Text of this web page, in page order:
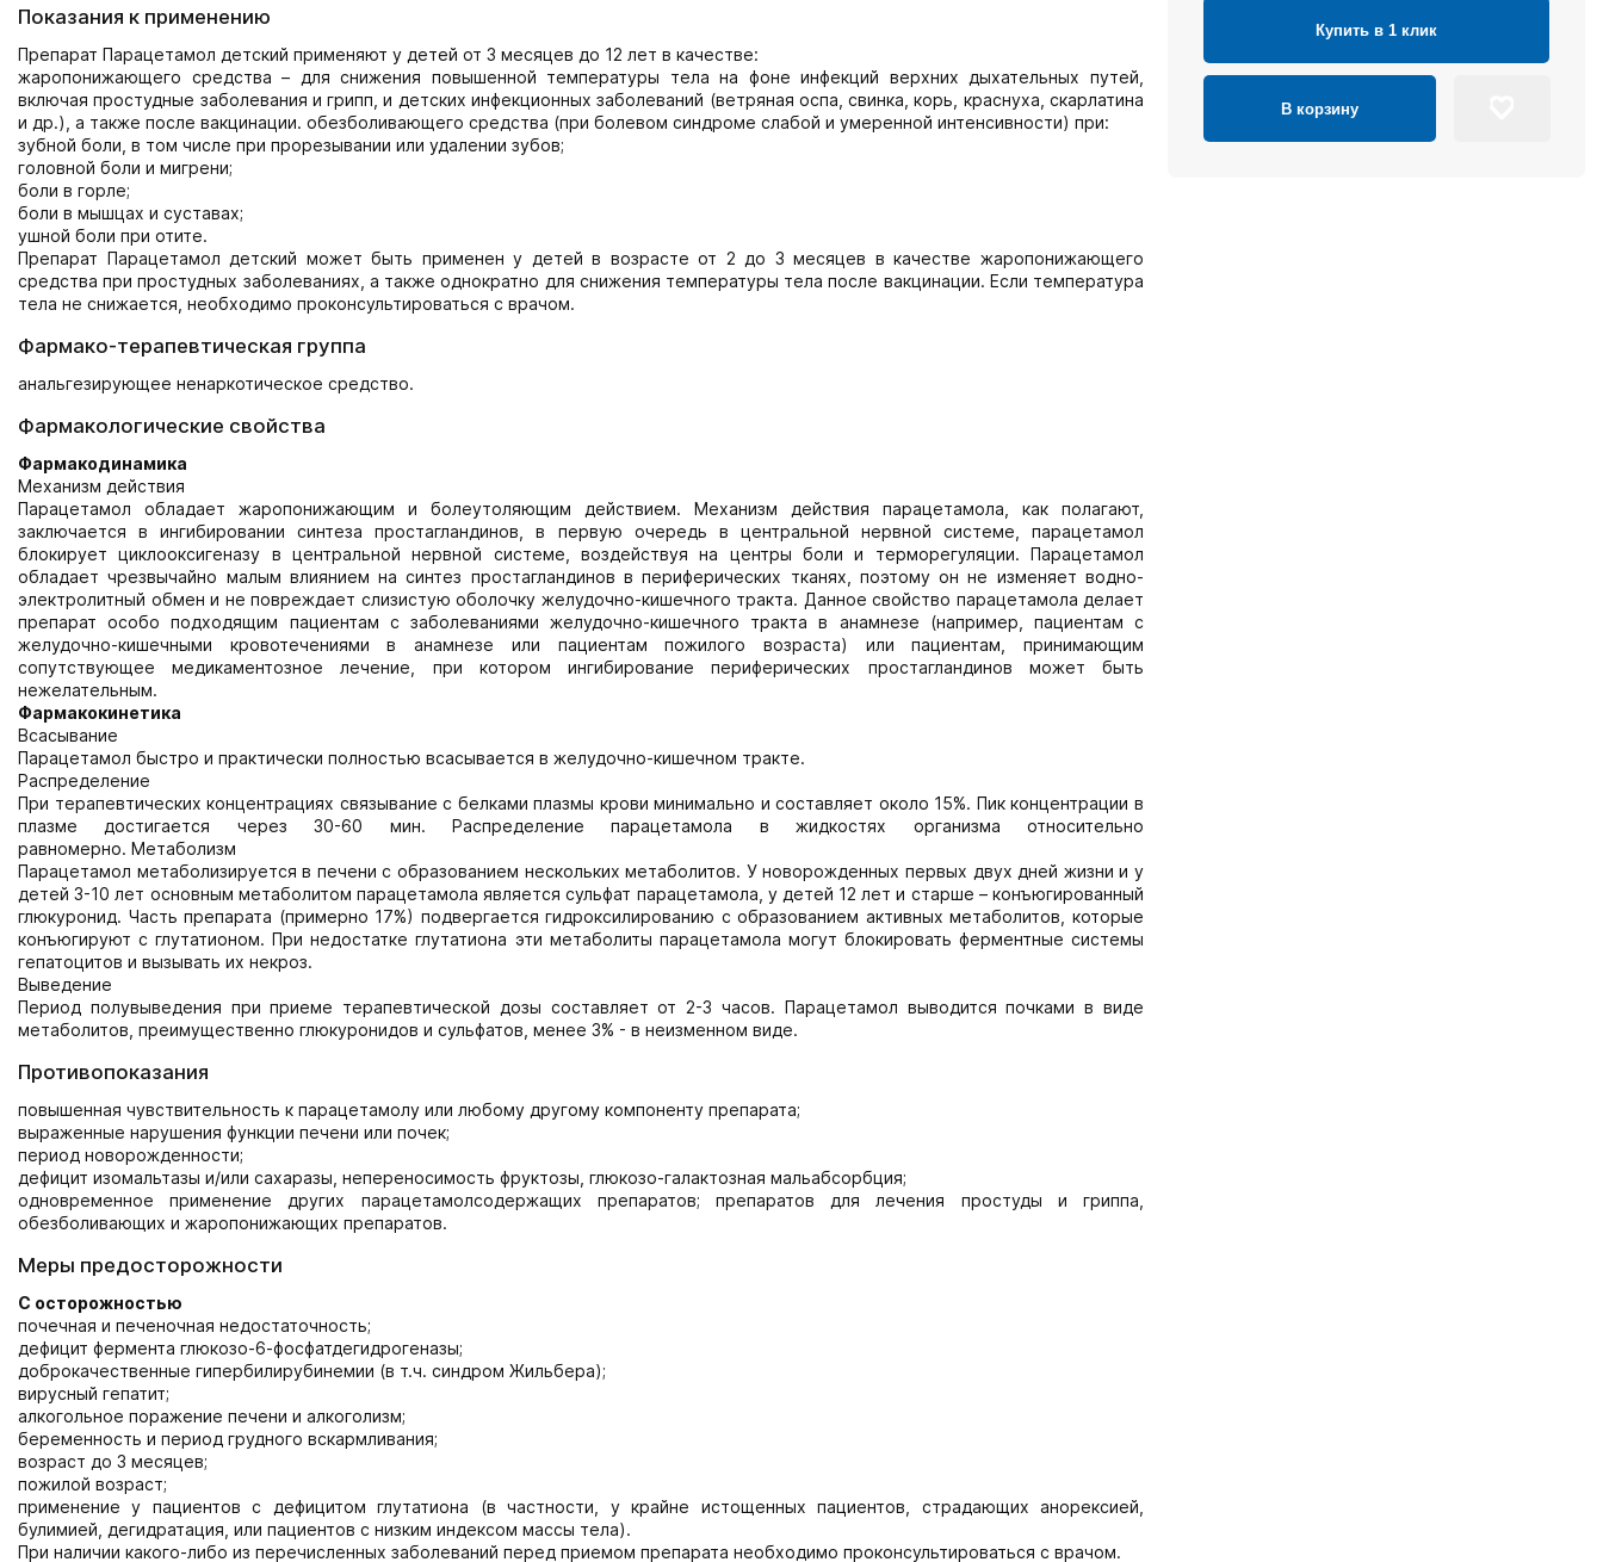
Показания к применению
Препарат Парацетамол детский применяют у детей от 3 месяцев до 12 лет в качестве:
жаропонижающего средства – для снижения повышенной температуры тела на фоне инфекций верхних дыхательных путей,
включая простудные заболевания и грипп, и детских инфекционных заболеваний (ветряная оспа, свинка, корь, краснуха, скарлатина
и др.), а также после вакцинации. обезболивающего средства (при болевом синдроме слабой и умеренной интенсивности) при:
зубной боли, в том числе при прорезывании или удалении зубов;
головной боли и мигрени;
боли в горле;
боли в мышцах и суставах;
ушной боли при отите.
Препарат Парацетамол детский может быть применен у детей в возрасте от 2 до 3 месяцев в качестве жаропонижающего
средства при простудных заболеваниях, а также однократно для снижения температуры тела после вакцинации. Если температура
тела не снижается, необходимо проконсультироваться с врачом.
Фармако-терапевтическая группа
анальгезирующее ненаркотическое средство.
Фармакологические свойства
Фармакодинамика
Механизм действия
Парацетамол обладает жаропонижающим и болеутоляющим действием. Механизм действия парацетамола, как полагают,
заключается в ингибировании синтеза простагландинов, в первую очередь в центральной нервной системе, парацетамол
блокирует циклооксигеназу в центральной нервной системе, воздействуя на центры боли и терморегуляции. Парацетамол
обладает чрезвычайно малым влиянием на синтез простагландинов в периферических тканях, поэтому он не изменяет водно-
электролитный обмен и не повреждает слизистую оболочку желудочно-кишечного тракта. Данное свойство парацетамола делает
препарат особо подходящим пациентам с заболеваниями желудочно-кишечного тракта в анамнезе (например, пациентам с
желудочно-кишечными кровотечениями в анамнезе или пациентам пожилого возраста) или пациентам, принимающим
сопутствующее медикаментозное лечение, при котором ингибирование периферических простагландинов может быть
нежелательным.
Фармакокинетика
Всасывание
Парацетамол быстро и практически полностью всасывается в желудочно-кишечном тракте.
Распределение
При терапевтических концентрациях связывание с белками плазмы крови минимально и составляет около 15%. Пик концентрации в
плазме достигается через 30-60 мин. Распределение парацетамола в жидкостях организма относительно
равномерно. Метаболизм
Парацетамол метаболизируется в печени с образованием нескольких метаболитов. У новорожденных первых двух дней жизни и у
детей 3-10 лет основным метаболитом парацетамола является сульфат парацетамола, у детей 12 лет и старше – конъюгированный
глюкуронид. Часть препарата (примерно 17%) подвергается гидроксилированию с образованием активных метаболитов, которые
конъюгируют с глутатионом. При недостатке глутатиона эти метаболиты парацетамола могут блокировать ферментные системы
гепатоцитов и вызывать их некроз.
Выведение
Период полувыведения при приеме терапевтической дозы составляет от 2-3 часов. Парацетамол выводится почками в виде
метаболитов, преимущественно глюкуронидов и сульфатов, менее 3% - в неизменном виде.
Противопоказания
повышенная чувствительность к парацетамолу или любому другому компоненту препарата;
выраженные нарушения функции печени или почек;
период новорожденности;
дефицит изомальтазы и/или сахаразы, непереносимость фруктозы, глюкозо-галактозная мальабсорбция;
одновременное применение других парацетамолсодержащих препаратов; препаратов для лечения простуды и гриппа,
обезболивающих и жаропонижающих препаратов.
Меры предосторожности
С осторожностью
почечная и печеночная недостаточность;
дефицит фермента глюкозо-6-фосфатдегидрогеназы;
доброкачественные гипербилирубинемии (в т.ч. синдром Жильбера);
вирусный гепатит;
алкогольное поражение печени и алкоголизм;
беременность и период грудного вскармливания;
возраст до 3 месяцев;
пожилой возраст;
применение у пациентов с дефицитом глутатиона (в частности, у крайне истощенных пациентов, страдающих анорексией,
булимией, дегидратация, или пациентов с низким индексом массы тела).
При наличии какого-либо из перечисленных заболеваний перед приемом препарата необходимо проконсультироваться с врачом.
Купить в 1 клик
В корзину